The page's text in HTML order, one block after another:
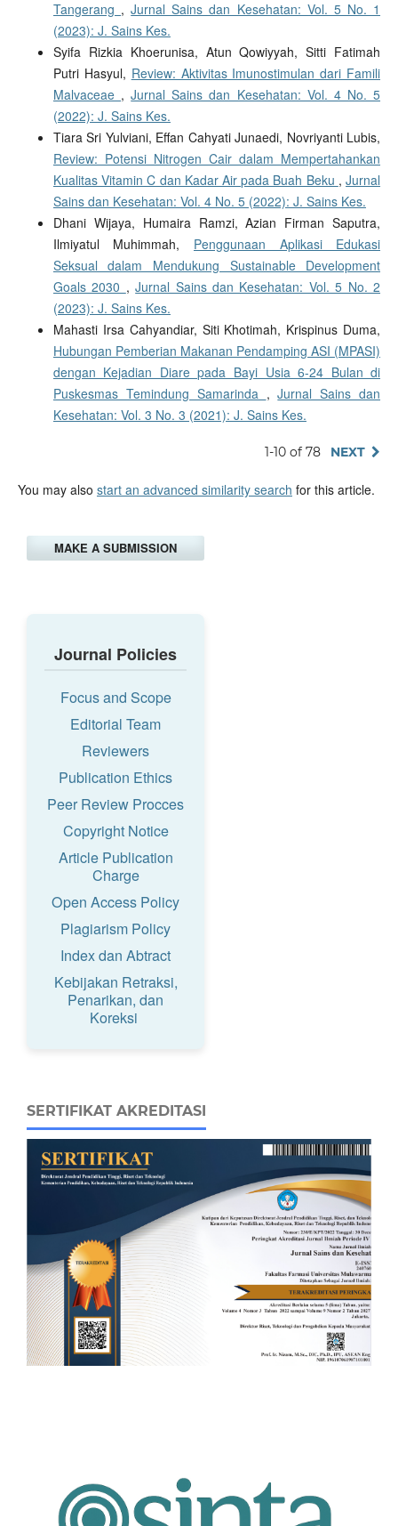
Tangerang ,Jurnal Sains dan Kesehatan: Vol. 5 No. 1
(2023): J. Sains Kes.
Syifa Rizkia Khoerunisa, Atun Qowiyyah, Sitti Fatimah
Putri Hasyul, Review: Aktivitas Imunostimulan dari Famili
Malvaceae ,Jurnal Sains dan Kesehatan: Vol. 4 No. 5
(2022): J. Sains Kes.
Tiara Sri Yulviani, Effan Cahyati Junaedi, Novriyanti Lubis,
Review: Potensi Nitrogen Cair dalam Mempertahankan
Kualitas Vitamin C dan Kadar Air pada Buah Beku ,Jurnal
Sains dan Kesehatan: Vol. 4 No. 5 (2022): J. Sains Kes.
Dhani Wijaya, Humaira Ramzi, Azian Firman Saputra,
Ilmiyatul Muhimmah, Penggunaan Aplikasi Edukasi
Seksual dalam Mendukung Sustainable Development
Goals 2030 ,Jurnal Sains dan Kesehatan: Vol. 5 No. 2
(2023): J. Sains Kes.
Mahasti Irsa Cahyandiar, Siti Khotimah, Krispinus Duma,
Hubungan Pemberian Makanan Pendamping ASI (MPASI)
dengan Kejadian Diare pada Bayi Usia 6-24 Bulan di
Puskesmas Temindung Samarinda ,Jurnal Sains dan
Kesehatan: Vol. 3 No. 3 (2021): J. Sains Kes.
1-10 of 78 NEXT
You may also start an advanced similarity search for this article.
MAKE A SUBMISSION
Journal Policies
Focus and Scope
Editorial Team
Reviewers
Publication Ethics
Peer Review Procces
Copyright Notice
Article Publication
Charge
Open Access Policy
Plagiarism Policy
Index dan Abtract
Kebijakan Retraksi,
Penarikan, dan
Koreksi
SERTIFIKAT AKREDITASI